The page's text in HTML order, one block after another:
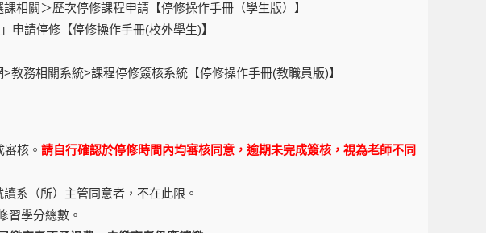
相關＞歷次停修課程申請【停修操作手冊（學生版） 】
」申請停修【停修操作手冊(校外學生)】
>教務相關系統>課程停修簽核系統【停修操作手冊(教職員版)】
核。 請自行確認於停修時間內均審核同意，逾期未完成簽核，視為老師不同
系（所）主管同意者，不在此限。
習學分總數。